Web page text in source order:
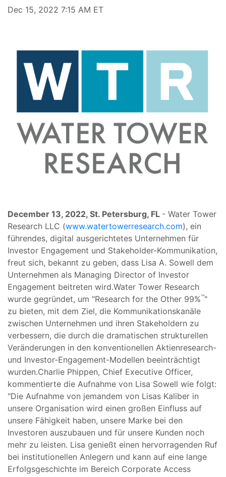
Dec 15, 2022 7:15 AM ET
December 13, 2022, St. Petersburg, FL - Water Tower
Research LLC (www.watertowerresearch.com), ein
führendes, digital ausgerichtetes Unternehmen für
Investor Engagement und Stakeholder-Kommunikation,
freut sich, bekannt zu geben, dass Lisa A. Sowell dem
Unternehmen als Managing Director of Investor
Engagement beitreten wird.Water Tower Research
wurde gegründet, um "Research for the Other 99%™"
zu bieten, mit dem Ziel, die Kommunikationskanäle
zwischen Unternehmen und ihren Stakeholdern zu
verbessern, die durch die dramatischen strukturellen
Veränderungen in den konventionellen Aktienresearch-
und Investor-Engagement-Modellen beeinträchtigt
wurden.Charlie Phippen, Chief Executive Officer,
kommentierte die Aufnahme von Lisa Sowell wie folgt:
"Die Aufnahme von jemandem von Lisas Kaliber in
unsere Organisation wird einen großen Einfluss auf
unsere Fähigkeit haben, unsere Marke bei den
Investoren auszubauen und für unsere Kunden noch
mehr zu leisten. Lisa genießt einen hervorragenden Ruf
bei institutionellen Anlegern und kann auf eine lange
Erfolgsgeschichte im Bereich Corporate Access